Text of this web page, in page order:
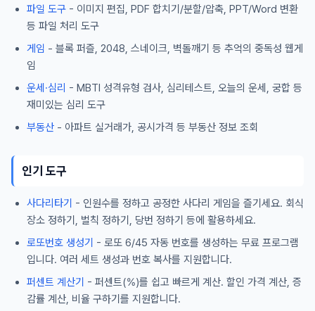
파일 도구 - 이미지 편집, PDF 합치기/분할/압축, PPT/Word 변환
등 파일 처리 도구
게임 - 블록 퍼즐, 2048, 스네이크, 벽돌깨기 등 추억의 중독성 웹게
임
운세·심리 - MBTI 성격유형 검사, 심리테스트, 오늘의 운세, 궁합 등
재미있는 심리 도구
부동산 - 아파트 실거래가, 공시가격 등 부동산 정보 조회
인기 도구
사다리타기 - 인원수를 정하고 공정한 사다리 게임을 즐기세요. 회식
장소 정하기, 벌칙 정하기, 당번 정하기 등에 활용하세요.
로또번호 생성기 - 로또 6/45 자동 번호를 생성하는 무료 프로그램
입니다. 여러 세트 생성과 번호 복사를 지원합니다.
퍼센트 계산기 - 퍼센트(%)를 쉽고 빠르게 계산. 할인 가격 계산, 증
감률 계산, 비율 구하기를 지원합니다.